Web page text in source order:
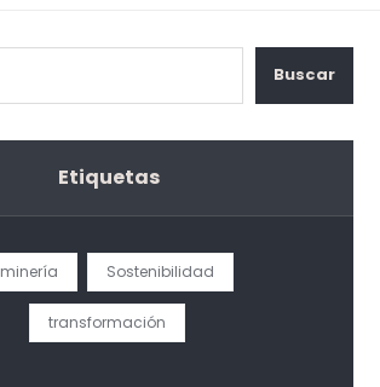
Buscar
Etiquetas
minería Sostenibilidad
transformación